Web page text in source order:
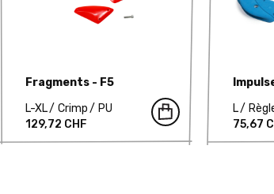
Fragments - F5
L-XL
Crimp
PU
129,72 CHF
L
75,67